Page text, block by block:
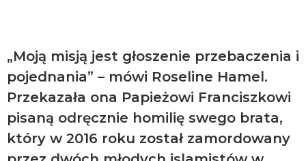
„Moją misją jest głoszenie przebaczenia i
pojednania” – mówi Roseline Hamel.
Przekazała ona Papieżowi Franciszkowi
pisaną odręcznie homilię swego brata,
który w 2016 roku został zamordowany